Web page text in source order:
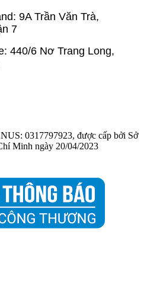
9A Trần Văn Trà,
7
440/6 Nơ Trang Long,
0317797923, được cấp bởi Sở
Minh ngày 20/04/2023